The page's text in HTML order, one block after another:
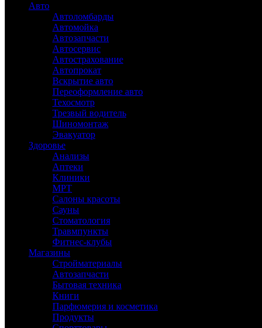
Авто
Автоломбарды
Автомойка
Автозапчасти
Автосервис
Автострахование
Автопрокат
Вскрытие авто
Переоформление авто
Техосмотр
Трезвый водитель
Шиномонтаж
Эвакуатор
Здоровье
Анализы
Аптеки
Клиники
МРТ
Салоны красоты
Сауны
Стоматология
Травмпункты
Фитнес-клубы
Магазины
Стройматериалы
Автозапчасти
Бытовая техника
Книги
Парфюмерия и косметика
Продукты